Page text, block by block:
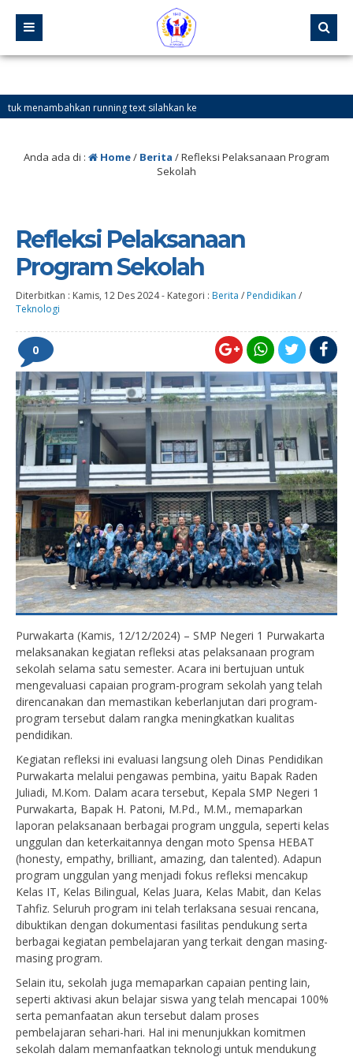
running text silahkan ke
Anda ada di : Home/ Berita /Refleksi Pelaksanaan Program
Sekolah
Refleksi Pelaksanaan
Program Sekolah
Diterbitkan : Kamis, 12 Des 2024- Kategori : Berita / Pendidikan /
Teknologi
0
Purwakarta (Kamis, 12/12/2024) – SMP Negeri 1 Purwakarta
melaksanakan kegiatan refleksi atas pelaksanaan program
sekolah selama satu semester. Acara ini bertujuan untuk
mengevaluasi capaian program-program sekolah yang telah
direncanakan dan memastikan keberlanjutan dari program-
program tersebut dalam rangka meningkatkan kualitas
pendidikan.
Kegiatan refleksi ini evaluasi langsung oleh Dinas Pendidikan
Purwakarta melalui pengawas pembina, yaitu Bapak Raden
Juliadi, M.Kom. Dalam acara tersebut, Kepala SMP Negeri 1
Purwakarta, Bapak H. Patoni, M.Pd., M.M., memaparkan
laporan pelaksanaan berbagai program unggula, seperti kelas
unggulan dan keterkaitannya dengan moto Spensa HEBAT
(honesty, empathy, brilliant, amazing, dantalented). Adapun
program unggulan yang menjadi fokus refleksi mencakup
Kelas IT, Kelas Bilingual, Kelas Juara, Kelas Mabit, dan Kelas
Tahfiz. Seluruh program ini telah terlaksana sesuai rencana,
dibuktikan dengan dokumentasi fasilitas pendukung serta
berbagai kegiatan pembelajaran yang terkait dengan masing-
masing program.
Selain itu, sekolah juga memaparkan capaian penting lain,
seperti aktivasi akun belajar siswa yang telah mencapai 100%
serta pemanfaatan akun tersebut dalam proses
pembelajaran sehari-hari. Hal ini menunjukkan komitmen
sekolah dalam memanfaatkan teknologi untuk mendukung